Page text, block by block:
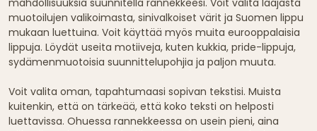
muotoilujen valikoimasta, sinivalkoiset värit ja Suomen lippu
mukaan luettuina. Voit käyttää myös muita eurooppalaisia
lippuja. Löydät useita motiiveja, kuten kukkia, pride-lippuja,
sydämenmuotoisia suunnittelupohjia ja paljon muuta.
Voit valita oman, tapahtumaasi sopivan tekstisi. Muista
kuitenkin, että on tärkeää, että koko teksti on helposti
luettavissa. Ohuessa rannekkeessa on usein pieni, aina